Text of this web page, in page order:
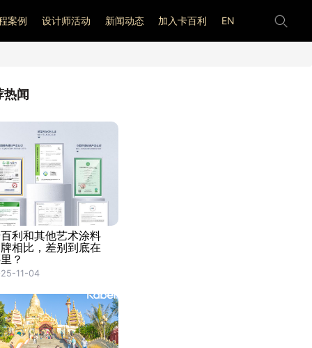
案例 设计师活动 新闻动态 加入卡百利 EN
热闻
利和其他艺术涂料
相比，差别到底在
？
11-04